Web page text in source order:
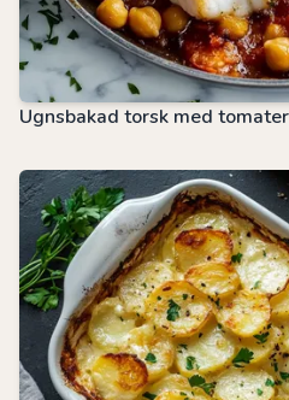
Ugnsbakad torsk med